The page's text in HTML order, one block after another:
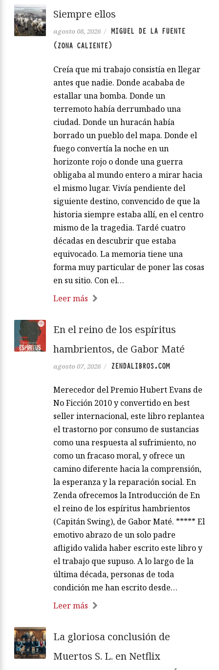
Siempre ellos
agosto 08, 2026 / MIGUEL DE LA FUENTE
(ZONA CALIENTE)
Creía que mi trabajo consistía en llegar
antes que nadie. Donde acababa de
estallar una bomba. Donde un
terremoto había derrumbado una
ciudad. Donde un huracán había
borrado un pueblo del mapa. Donde el
fuego convertía la noche en un
horizonte rojo o donde una guerra
obligaba al mundo entero a mirar hacia
el mismo lugar. Vivía pendiente del
siguiente destino, convencido de que la
historia siempre estaba allí, en el centro
mismo de la tragedia. Tardé cuatro
décadas en descubrir que estaba
equivocado. La memoria tiene una
forma muy particular de poner las cosas
en su sitio. Con el…
Leer más
En el reino de los espíritus
hambrientos, de Gabor Maté
agosto 07, 2026 / ZENDALIBROS.COM
Merecedor del Premio Hubert Evans de
No Ficción 2010 y convertido en best
seller internacional, este libro replantea
el trastorno por consumo de sustancias
como una respuesta al sufrimiento, no
como un fracaso moral, y ofrece un
camino diferente hacia la comprensión,
la esperanza y la reparación social. En
Zenda ofrecemos la Introducción de En
el reino de los espíritus hambrientos
(Capitán Swing), de Gabor Maté. ***** El
emotivo abrazo de un solo padre
afligido valida haber escrito este libro y
el trabajo que supuso. A lo largo de la
última década, personas de toda
condición me han escrito desde…
Leer más
La gloriosa conclusión de
Muertos S. L. en Netflix